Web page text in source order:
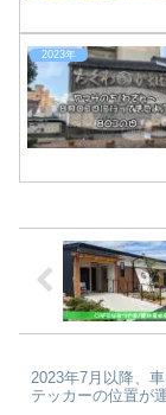
2023年
2023年7月以降、
テッカーの位置が